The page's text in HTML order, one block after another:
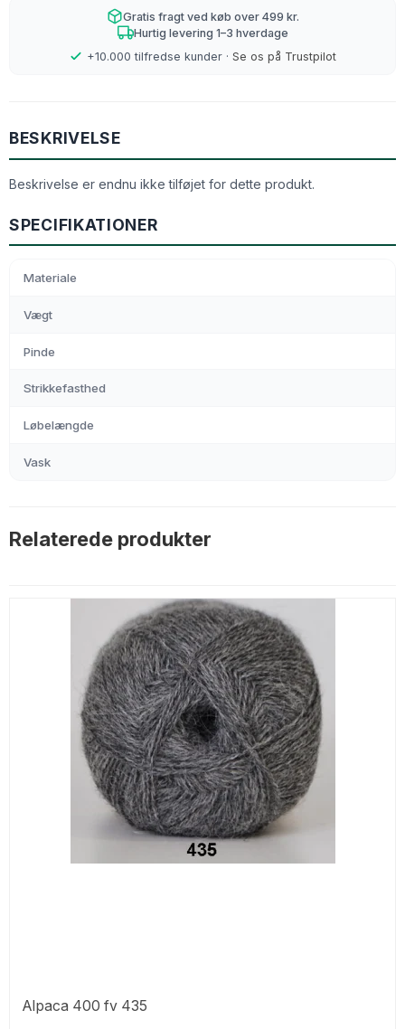
Gratis fragt ved køb over 499 kr.
Hurtig levering 1–3 hverdage
+10.000 tilfredse kunder · Se os på Trustpilot
BESKRIVELSE
Beskrivelse er endnu ikke tilføjet for dette produkt.
SPECIFIKATIONER
Materiale
Vægt
Pinde
Strikkefasthed
Løbelængde
Vask
Relaterede produkter
Alpaca 400 fv 435